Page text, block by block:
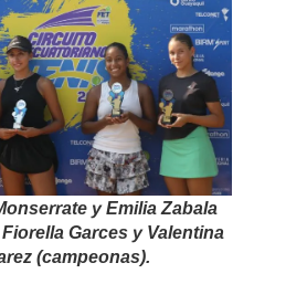
y Emilia Zabala
Garces y Valentina
(campeonas).